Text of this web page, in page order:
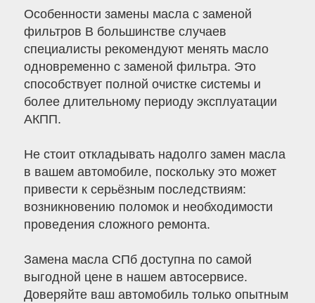
Особенности замены масла с заменой
фильтров В большинстве случаев
специалисты рекомендуют менять масло
одновременно с заменой фильтра. Это
способствует полной очистке системы и
более длительному периоду эксплуатации
АКПП.
Не стоит откладывать надолго замен масла
в вашем автомобиле, поскольку это может
привести к серьёзным последствиям:
возникновению поломок и необходимости
проведения сложного ремонта.
Замена масла СПб доступна по самой
выгодной цене в нашем автосервисе.
Доверяйте ваш автомобиль только опытным